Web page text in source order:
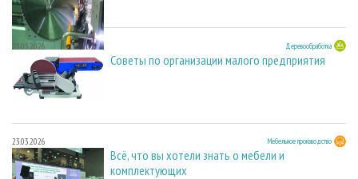
23.03.2026 Деревообработка
Советы по организации малого предприятия
23.03.2026 Мебельное производство
Всё, что вы хотели знать о мебели и
комплектующих